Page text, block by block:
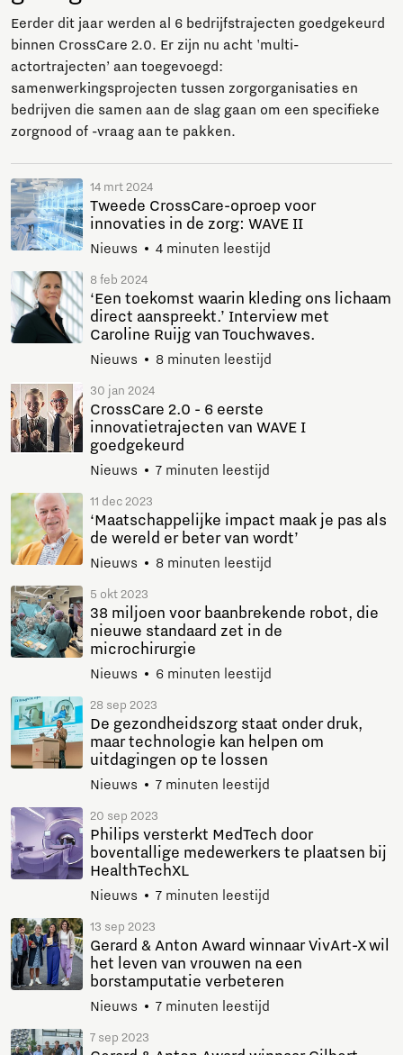
Eerder dit jaar werden al 6 bedrijfstrajecten goedgekeurd
binnen CrossCare 2.0. Er zijn nu acht 'multi-
actortrajecten’ aan toegevoegd:
samenwerkingsprojecten tussen zorgorganisaties en
bedrijven die samen aan de slag gaan om een specifieke
zorgnood of -vraag aan te pakken.
14 mrt 2024
Tweede CrossCare-oproep voor
innovaties in de zorg: WAVE II
Nieuws 4 minuten leestijd
8 feb 2024
‘Een toekomst waarin kleding ons lichaam
direct aanspreekt.’ Interview met
Caroline Ruijg van Touchwaves.
Nieuws 8 minuten leestijd
30 jan 2024
CrossCare 2.0 - 6 eerste
innovatietrajecten van WAVE I
goedgekeurd
Nieuws 7 minuten leestijd
11 dec 2023
‘Maatschappelijke impact maak je pas als
de wereld er beter van wordt’
Nieuws 8 minuten leestijd
5 okt 2023
38 miljoen voor baanbrekende robot, die
nieuwe standaard zet in de
microchirurgie
Nieuws 6 minuten leestijd
28 sep 2023
De gezondheidszorg staat onder druk,
maar technologie kan helpen om
uitdagingen op te lossen
Nieuws 7 minuten leestijd
20 sep 2023
Philips versterkt MedTech door
boventallige medewerkers te plaatsen bij
HealthTechXL
Nieuws 7 minuten leestijd
13 sep 2023
Gerard & Anton Award winnaar VivArt-X wil
het leven van vrouwen na een
borstamputatie verbeteren
Nieuws 7 minuten leestijd
7 sep 2023